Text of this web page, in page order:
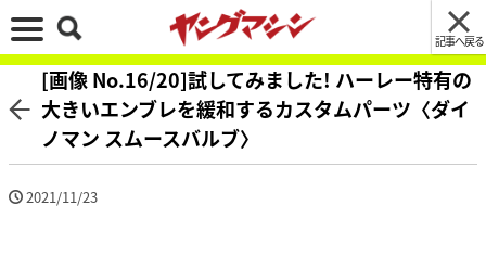
記事へ戻る
[画像 No.16/20]試してみました! ハーレー特有の
大きいエンブレを緩和するカスタムパーツ〈ダイ
ノマン スムースバルブ〉
2021/11/23